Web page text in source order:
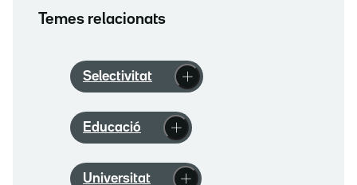
Temes relacionats
Selectivitat
Educació
Universitat